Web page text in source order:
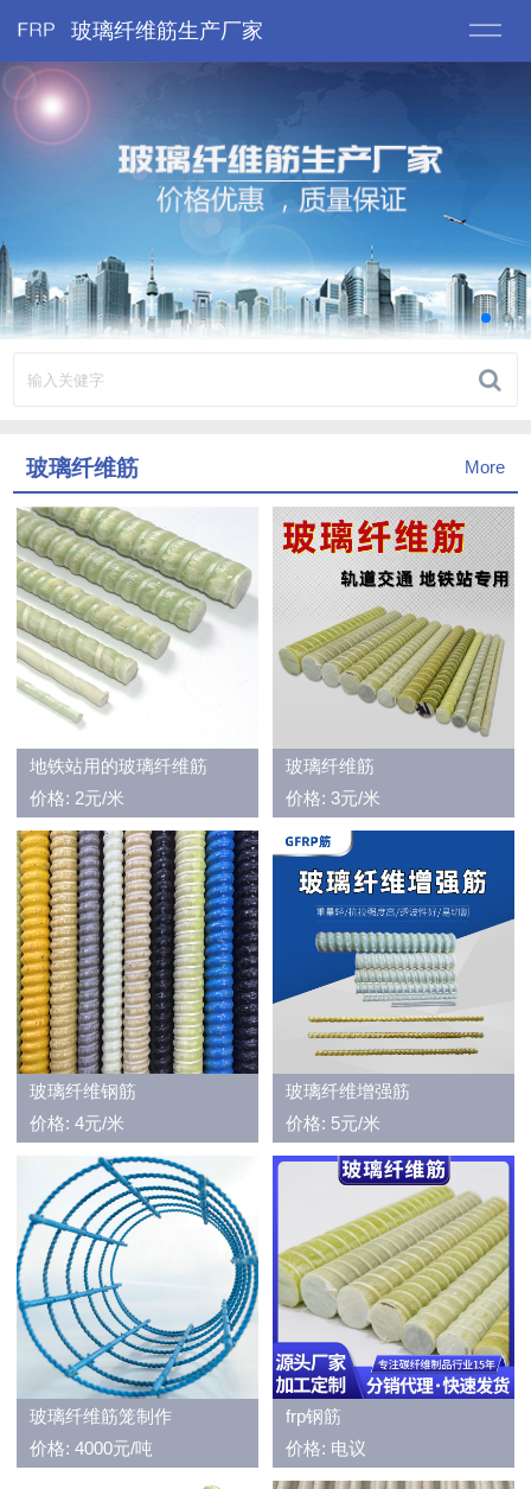
玻璃纤维筋生产厂家
玻璃纤维筋 More
地铁站用的玻璃纤维筋
价格: 2元/米
玻璃纤维筋
价格: 3元/米
玻璃纤维钢筋
价格: 4元/米
玻璃纤维增强筋
价格: 5元/米
玻璃纤维筋笼制作
价格: 4000元/吨
frp钢筋
价格: 电议